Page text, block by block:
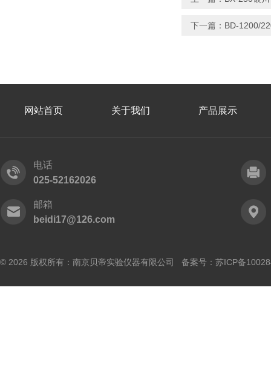
下一篇： BD-1200/
网站首页 关于我们 产品展示
电话
025-52162026
邮箱
beidi17@126.com
© 2026 版权所有：南京贝帝实验仪器有限公司 备案号： 苏ICP备